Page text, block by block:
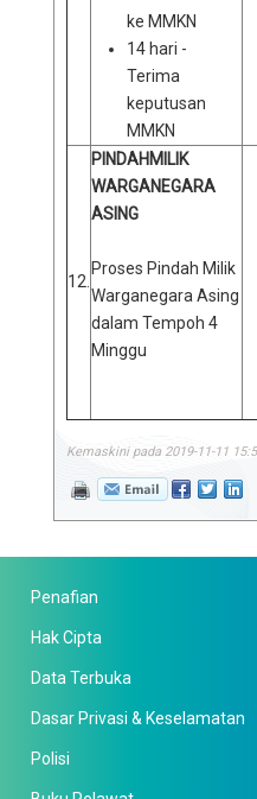
ke MMKN
14 hari -
Terima
keputusan
MMKN
12.
PINDAHMILIK
WARGANEGARA
ASING
Proses Pindah Milik
Warganegara Asing
dalam Tempoh 4
Minggu
Kemaskini pada 2019-11-11
Penafian
Hak Cipta
Data Terbuka
Dasar Privasi & Keselamatan
Polisi